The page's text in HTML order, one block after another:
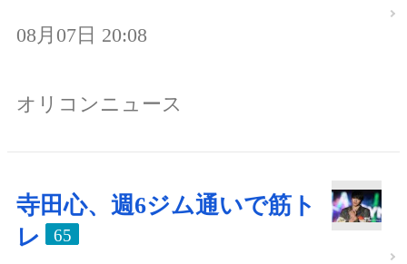
08月07日 20:08
オリコンニュース
寺田心、週6ジム通いで筋ト
レ
65